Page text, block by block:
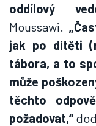
oddílový
Moussawi.
jak po dítěti
tábora, a to
může
těchto
požadovat,“